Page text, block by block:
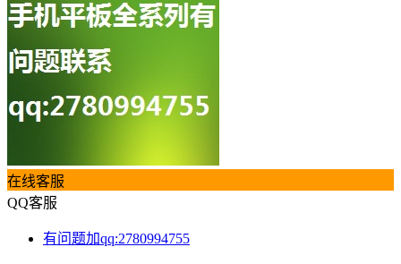
在线客服
QQ客服
有问题加qq:2780994755